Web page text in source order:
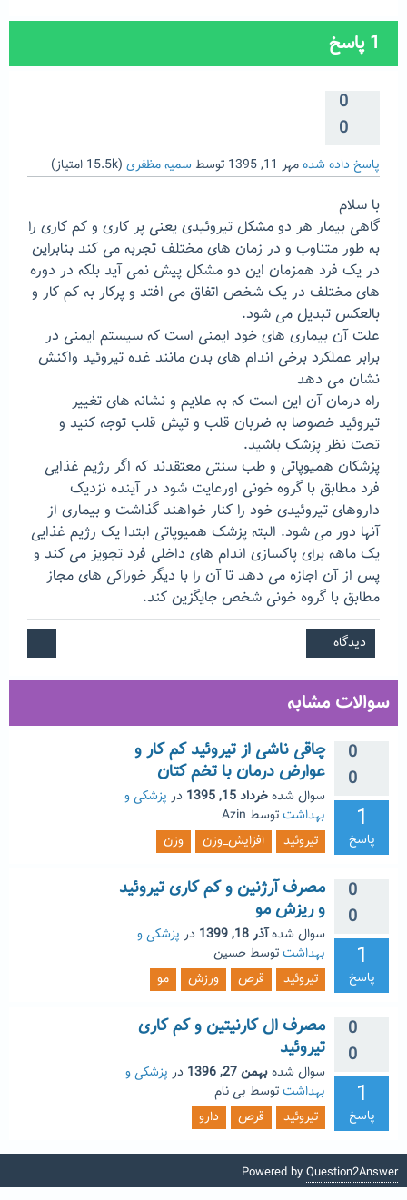
1پاسخ
0
0
پاسخ داده شدهمهر 11, 1395 توسط سمیه مظفری (
15.5k امتیاز)
با سلام
گاهی بیمار هر دو مشکل تیروئیدی یعنی پر کاری و کم کاری را
به طور متناوب و در زمان های مختلف تجربه می کند بنابراین
در یک فرد همزمان این دو مشکل پیش نمی آید بلکه در دوره
های مختلف در یک شخص اتفاق می افتد و پرکار به کم کار و
بالعکس تبدیل می شود.
علت آن بیماری های خود ایمنی است که سیستم ایمنی در
برابر عملکرد برخی اندام های بدن مانند غده تیروئید واکنش
نشان می دهد
راه درمان آن این است که به علایم و نشانه های تغییر
تیروئید خصوصا به ضربان قلب و تپش قلب توجه کنید و
تحت نظر پزشک باشید.
پزشکان همیوپاتی و طب سنتی معتقدند که اگر رژیم غذایی
فرد مطابق با گروه خونی اورعایت شود در آینده نزدیک
داروهای تیروئیدی خود را کنار خواهند گذاشت و بیماری از
آنها دور می شود. البته پزشک همیوپاتی ابتدا یک رژیم غذایی
یک ماهه برای پاکسازی اندام های داخلی فرد تجویز می کند و
پس از آن اجازه می دهد تا آن را با دیگر خوراکی های مجاز
مطابق با گروه خونی شخص جایگزین کند.
سوالات مشابه
0
0
1
پاسخ
چاقی ناشی از تیروئید کم کار و
عوارض درمان با تخم کتان
سوال شدهخرداد 15, 1395 در پزشکی و
بهداشتتوسط Azin
تیروئید
افزایش_وزن وزن
0
0
1
پاسخ
مصرف آرژنین و کم کاری تیروئید
و ریزش مو
سوال شدهآذر 18, 1399 در پزشکی و
بهداشتتوسط حسین
تیروئید
قرص ورزش مو
0
0
1
پاسخ
مصرف ال کارنیتین و کم کاری
تیروئید
سوال شدهبهمن 27, 1396 در پزشکی و
بهداشتتوسط بی نام
تیروئید
قرص دارو
Powered by Question2Answer